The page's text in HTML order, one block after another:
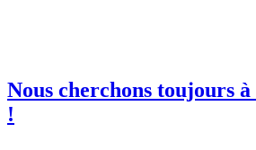
Nous cherchons toujours
!